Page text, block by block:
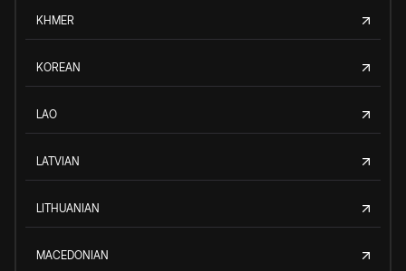
KHMER
KOREAN
LAO
LATVIAN
LITHUANIAN
MACEDONIAN